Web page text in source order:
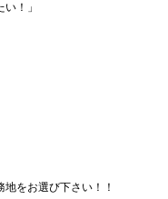
！」
をお選び下さい！！